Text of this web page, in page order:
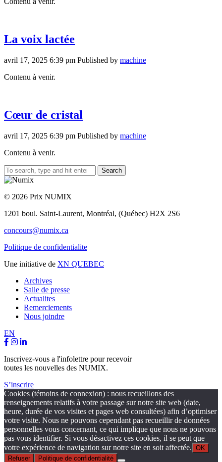
La voix lactée
avril 17, 2025 6:39 pm Published by machine
Contenu à venir.
Cœur de cristal
avril 17, 2025 6:39 pm Published by machine
Contenu à venir.
Search
© 2026 Prix NUMIX
1201 boul. Saint-Laurent, Montréal, (Québec) H2X 2S6
concours@numix.ca
Politique de confidentialite
Une initiative de XN QUEBEC
Archives
Salle de presse
Actualites
Remerciements
Nous joindre
EN
Inscrivez-vous a l'infolettre pour recevoir
toutes les nouvelles des NUMIX.
S’inscrire
Cookies (témoins de connexion) : nous recueillons des
renseignements relatifs à votre passage sur notre site web (date,
heure, durée de vos visites et pages web consultées) afin d’optimiser
votre visite. Nous ne pouvons cependant pas recueillir de données
personnelles vous concernant, ce qui implique que nous ne pouvons
pas vous identifier. Si vous désactivez ces cookies, il se peut que
votre expérience de navigation sur notre site en soit affectée. OK
Refuser
Politique de confidentialité